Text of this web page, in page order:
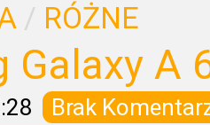
/ RÓŻNE
Galaxy A
Brak